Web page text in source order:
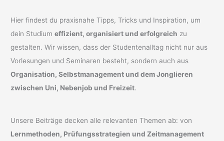
Hier findest du praxisnahe Tipps, Tricks und Inspiration, um
dein Studiumeffizient, organisiert und erfolgreich zu
gestalten. Wir wissen, dass der Studentenalltag nicht nur aus
Vorlesungen und Seminaren besteht, sondern auch aus
Organisation, Selbstmanagement und dem Jonglieren
zwischen Uni, Nebenjob und Freizeit.
Unsere Beiträge decken alle relevanten Themen ab: von
Lernmethoden, Prüfungsstrategien und Zeitmanagement